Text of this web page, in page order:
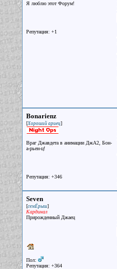
Я люблю этот Форум!
Репутация: +1
Bonarienz
[Хороший ариец]
Враг Джавдета в анимации ДжА2, Бон-
а-рьен-ц!
Репутация: +346
Seven
[семЁрыш]
Кардинал
Прирожденный Джаец
Пол:
Репутация: +364